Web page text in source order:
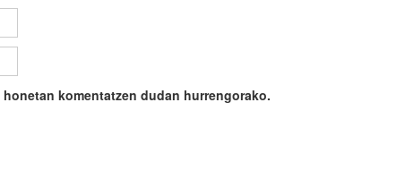
komentatzen dudan hurrengorako.